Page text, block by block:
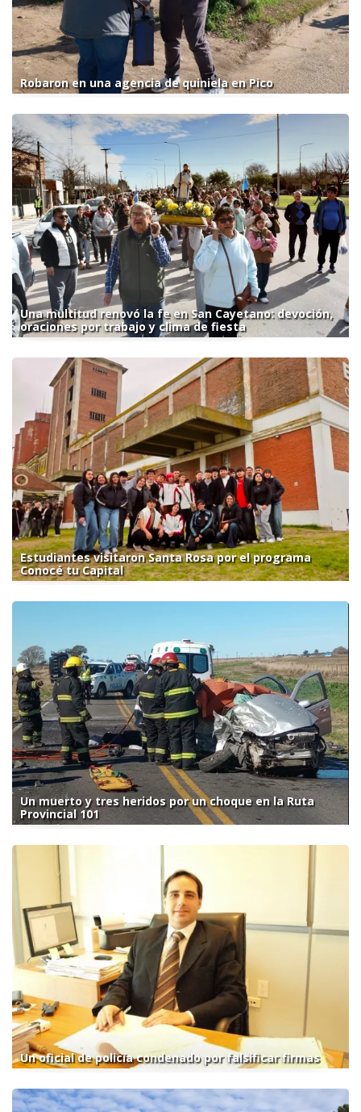
Robaron en una agencia de quiniela en Pico
Una multitud renovó la fe en San Cayetano: devoción,
oraciones por trabajo y clima de fiesta
Estudiantes visitaron Santa Rosa por el programa
Conocé tu Capital
Un muerto y tres heridos por un choque en la Ruta
Provincial 101
Un oficial de policía condenado por falsificar firmas